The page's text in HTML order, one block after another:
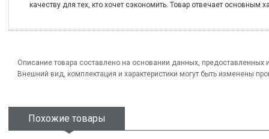
качеству для тех, кто хочет сэкономить. Товар отвечает основным
Описание товара составлено на основании данных, предоставленных
Внешний вид, комплектация и характеристики могут быть изменены
Похожие товары